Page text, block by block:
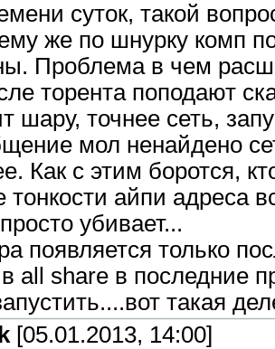
суток, такой
же по шнурку комп
Проблема в чем
торента поподают
шару, точнее сеть,
мол ненайдено
Как с этим боротся,
тонкости айпи адреса
убивает...
появляется только
all share в последние
такая
[05.01.2013, 14:00]